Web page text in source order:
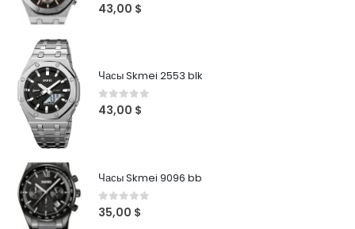
0 out of 5
43,00 $
Часы Skmei 2553 blk
0 out of 5
43,00 $
Часы Skmei 9096 bb
0out of 5
35,00 $